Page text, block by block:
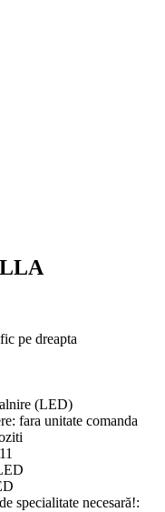
pe dreapta
(LED)
fara unitate comanda
specialitate necesară!: